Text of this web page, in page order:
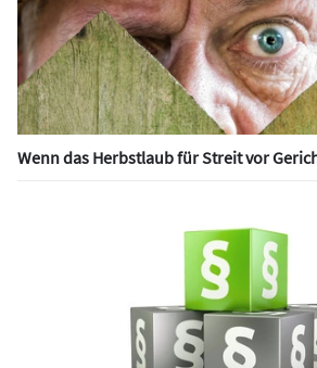
Wenn das Herbstlaub für Streit vor